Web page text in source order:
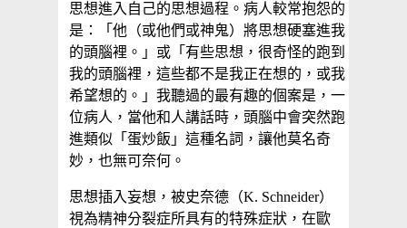
思想進入自己的思想過程。病人較常抱怨的
是：「他（或他們或神鬼）將思想硬塞進我
的頭腦裡。」或「有些思想，很奇怪的跑到
我的頭腦裡，這些都不是我正在想的，或我
希望想的。」我聽過的最有趣的個案是，一
位病人，當他和人講話時，頭腦中會突然跑
進類似「蛋炒飯」這種名詞，讓他莫名奇
妙，也無可奈何。
思想插入妄想，被史奈德（K. Schneider）
視為精神分裂症所具有的特殊症狀，在歐